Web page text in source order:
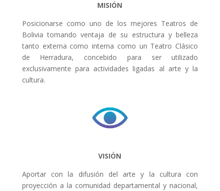
MISIÓN
Posicionarse como uno de los mejores Teatros de
Bolivia tomando ventaja de su estructura y belleza
tanto externa como interna como un Teatro Clásico
de Herradura, concebido para ser utilizado
exclusivamente para actividades ligadas al arte y la
cultura.
VISIÓN
Aportar con la difusión del arte y la cultura con
proyección a la comunidad departamental y nacional,